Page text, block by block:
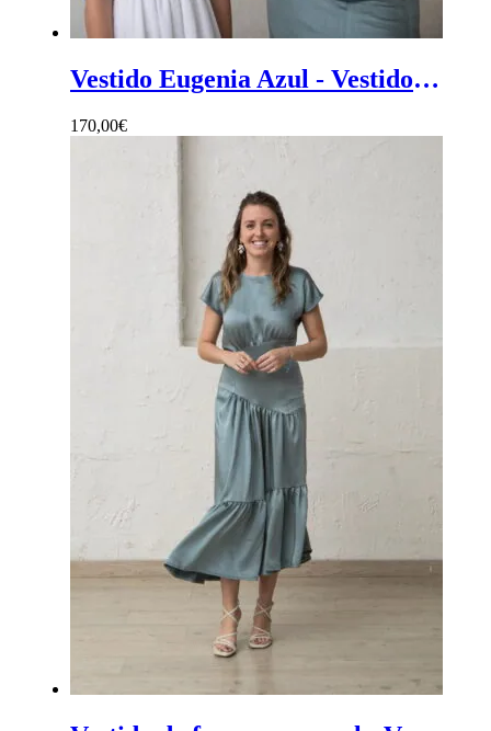
Vestido Eugenia Azul - Vestido mujer midi de crepe azul con volante delantero
170,00€